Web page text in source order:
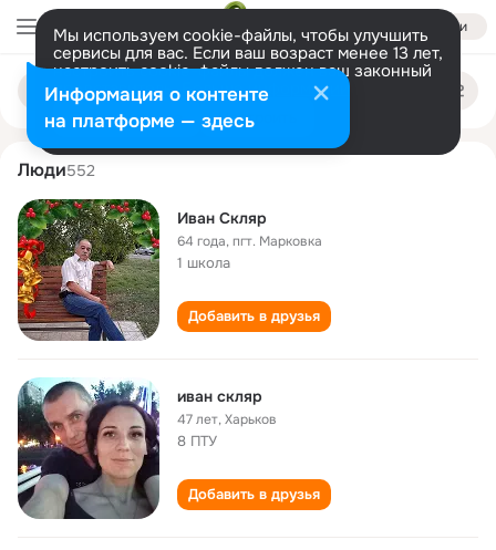
Войти
Мы используем cookie-файлы, чтобы улучшить
сервисы для вас. Если ваш возраст менее 13 лет,
настроить cookie-файлы должен ваш законный
представитель. Больше информации
Разрешить все Настроить
Поиск
людям
ivan sklyar
Люди552
Иван Скляр
64 года,пгт. Марковка
1 школа
Добавить в друзья
иван скляр
47 лет,Харьков
8 ПТУ
Добавить в друзья
Информация о контенте
на платформе — здесь